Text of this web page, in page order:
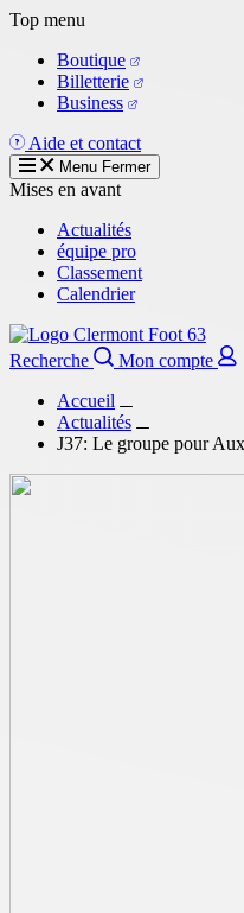
Aller
contenu
principal
Top menu
Boutique
Billetterie
Business
Aide et contact
Menu Fermer
Mises en avant
Actualités
équipe pro
Classement
Calendrier
Recherche
Mon compte
Accueil
Actualités
J37: Le groupe pour